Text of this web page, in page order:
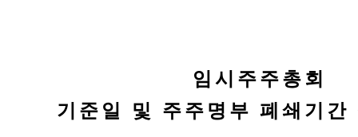
임시주주총회
기준일 및 주주명부 폐쇄기간